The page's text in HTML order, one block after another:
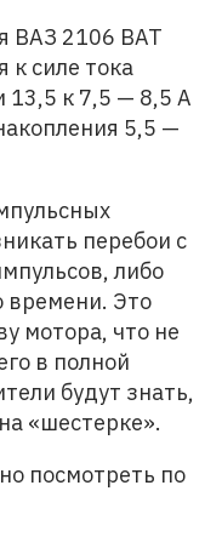
ВАЗ 2106 ВАТ
силе тока
13,5 к 7,5 — 8,5 А
5,5 —
перебои с
либо
времени. Это
мотора, что не
в полной
будут знать,
«шестерке».
посмотреть по